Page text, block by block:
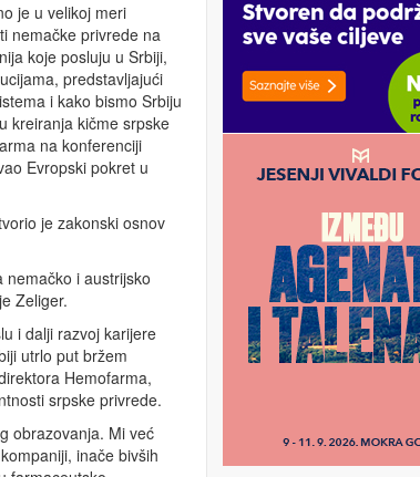
je u velikoj meri
nemačke privrede na
koje posluju u Srbiji,
predstavljajući
i kako bismo Srbiju
kreiranja kičme srpske
na konferenciji
Evropski pokret u
je zakonski osnov
i austrijsko
Zeliger.
i dalji razvoj karijere
utrlo put bržem
Hemofarma,
srpske privrede.
obrazovanja. Mi već
inače bivših